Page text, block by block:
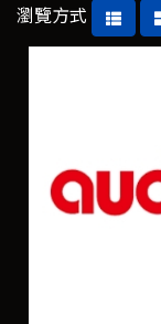
瀏覽方式